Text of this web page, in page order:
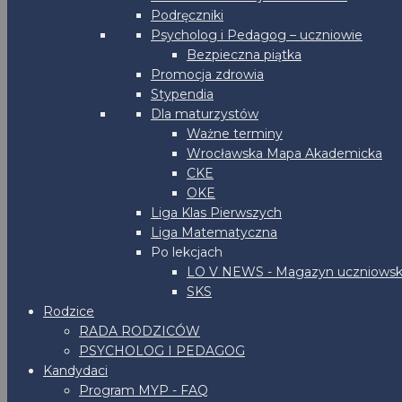
Podręczniki
Psycholog i Pedagog – uczniowie
Bezpieczna piątka
Promocja zdrowia
Stypendia
Dla maturzystów
Ważne terminy
Wrocławska Mapa Akademicka
CKE
OKE
Liga Klas Pierwszych
Liga Matematyczna
Po lekcjach
LO V NEWS - Magazyn
SKS
Rodzice
RADA RODZICÓW
PSYCHOLOG I PEDAGOG
Kandydaci
Program MYP - FAQ